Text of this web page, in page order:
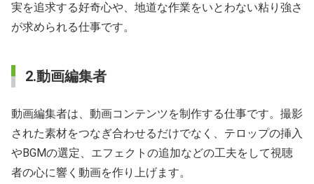
実を追求する好奇心や、地道な作業をいとわない粘り強さ
が求められる仕事です。
2.動画編集者
動画編集者は、動画コンテンツを制作する仕事です。撮影
された素材をつなぎ合わせるだけでなく、テロップの挿入
やBGMの選定、エフェクトの追加などの工夫をして視聴
者の心に響く動画を作り上げます。